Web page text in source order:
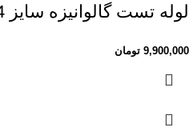
لوله تست گالوانیزه سایز 4 ضخامت 2.5 وزن 15
9,900,000 تومان